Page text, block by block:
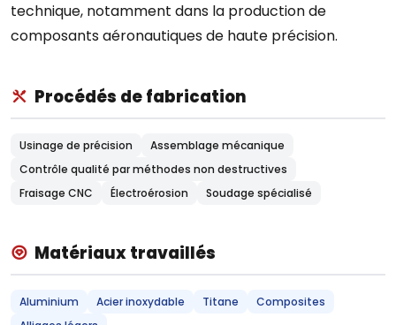
technique, notamment dans la production de
composants aéronautiques de haute précision.
Procédés de fabrication
Usinage de précision
Assemblage mécanique
Contrôle qualité par méthodes non destructives
Fraisage CNC
Électroérosion Soudage spécialisé
Matériaux travaillés
Aluminium Acier inoxydable Titane
Composites